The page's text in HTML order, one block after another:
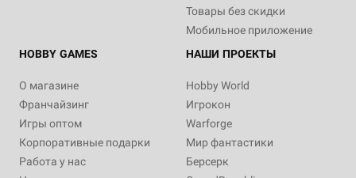
Товары без скидки
Мобильное приложение
HOBBY GAMES
О магазине
Франчайзинг
Игры оптом
Корпоративные подарки
Работа у нас
НАШИ ПРОЕКТЫ
Hobby World
Игрокон
Warforge
Мир фантастики
Берсерк